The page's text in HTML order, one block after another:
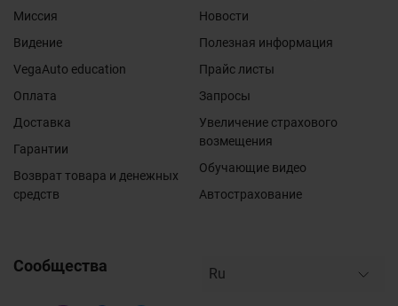
Миссия
Видение
VegaAuto education
Оплата
Доставка
Гарантии
Возврат товара и денежных
средств
Новости
Полезная информация
Прайс листы
Запросы
Увеличение страхового
возмещения
Обучающие видео
Автострахование
Сообщества